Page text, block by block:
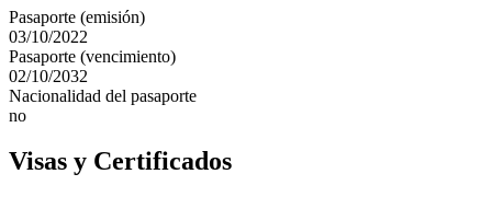
Pasaporte (emisión)
03/10/2022
Pasaporte (vencimiento)
02/10/2032
Nacionalidad del pasaporte
no
Visas y Certificados